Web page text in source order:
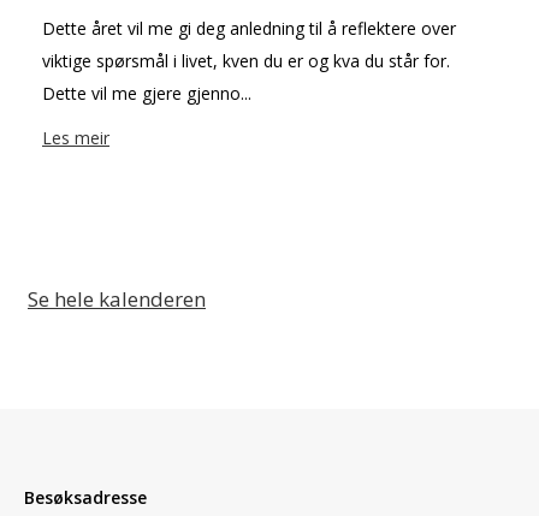
Dette året vil me gi deg anledning til å reflektere over
viktige spørsmål i livet, kven du er og kva du står for.
Dette vil me gjere gjenno...
Les meir
Se hele kalenderen
Besøksadresse